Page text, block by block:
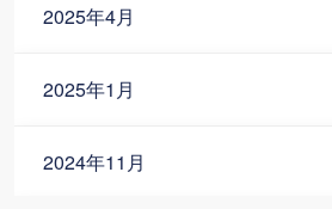
2025年4月
2025年1月
2024年11月